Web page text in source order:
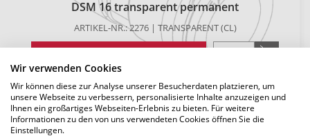
Wir verwenden Cookies
Wir können diese zur Analyse unserer Besucherdaten platzieren, um
unsere Webseite zu verbessern, personalisierte Inhalte anzuzeigen und
Ihnen ein großartiges Webseiten-Erlebnis zu bieten. Für weitere
Informationen zu den von uns verwendeten Cookies öffnen Sie die
Einstellungen.
DSM 16 transparent permanent
ARTIKEL-NR.: 2276 | TRANSPARENT (CL)
DETAILS